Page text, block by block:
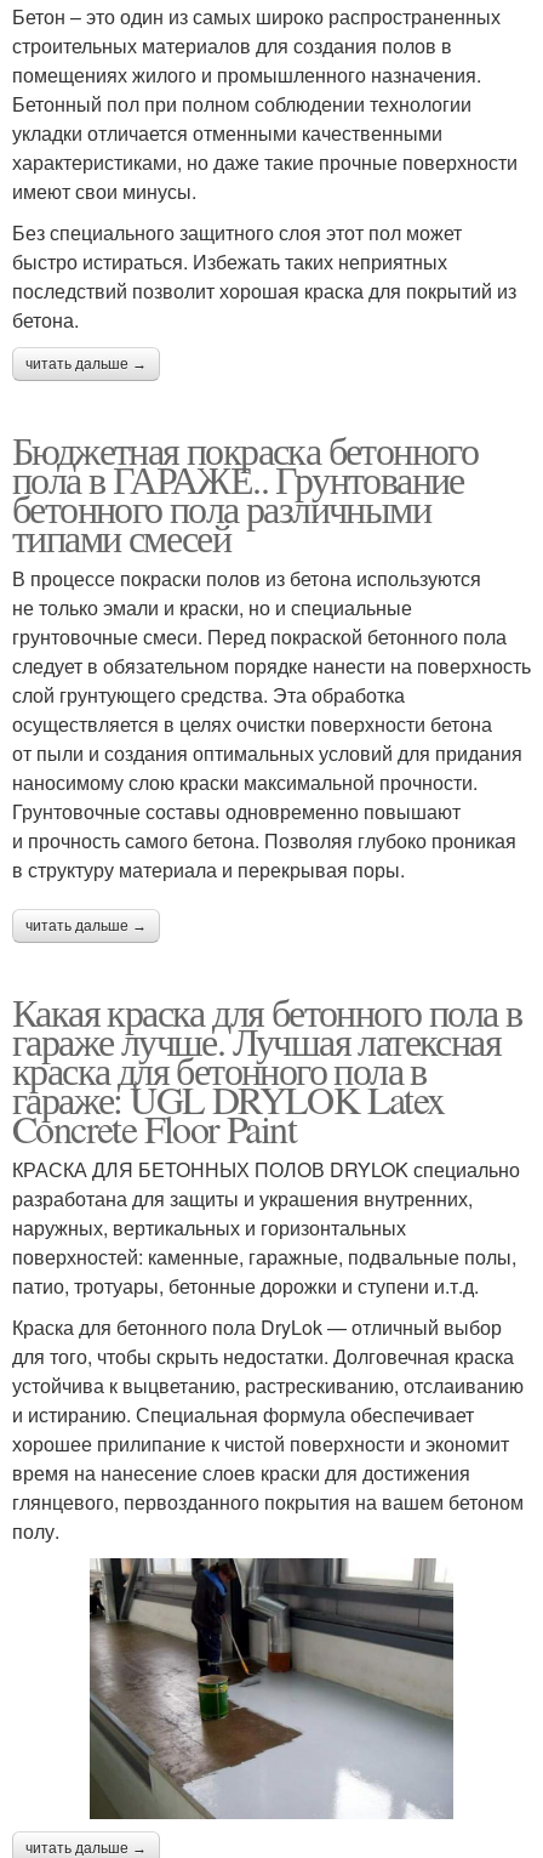
Бетон – это один из самых широко распространенных
строительных материалов для создания полов в
помещениях жилого и промышленного назначения.
Бетонный пол при полном соблюдении технологии
укладки отличается отменными качественными
характеристиками, но даже такие прочные поверхности
имеют свои минусы.
Без специального защитного слоя этот пол может
быстро истираться. Избежать таких неприятных
последствий позволит хорошая краска для покрытий из
бетона.
читать дальше →
Бюджетная покраска бетонного
пола в ГАРАЖЕ.. Грунтование
бетонного пола различными
типами смесей
В процессе покраски полов из бетона используются
не только эмали и краски, но и специальные
грунтовочные смеси. Перед покраской бетонного пола
следует в обязательном порядке нанести на поверхность
слой грунтующего средства. Эта обработка
осуществляется в целях очистки поверхности бетона
от пыли и создания оптимальных условий для придания
наносимому слою краски максимальной прочности.
Грунтовочные составы одновременно повышают
и прочность самого бетона. Позволяя глубоко проникая
в структуру материала и перекрывая поры.
читать дальше →
Какая краска для бетонного пола в
гараже лучше. Лучшая латексная
краска для бетонного пола в
гараже: UGL DRYLOK Latex
Concrete Floor Paint
КРАСКА ДЛЯ БЕТОННЫХ ПОЛОВ DRYLOK специально
разработана для защиты и украшения внутренних,
наружных, вертикальных и горизонтальных
поверхностей: каменные, гаражные, подвальные полы,
патио, тротуары, бетонные дорожки и ступени и.т.д.
Краска для бетонного пола DryLok — отличный выбор
для того, чтобы скрыть недостатки. Долговечная краска
устойчива к выцветанию, растрескиванию, отслаиванию
и истиранию. Специальная формула обеспечивает
хорошее прилипание к чистой поверхности и экономит
время на нанесение слоев краски для достижения
глянцевого, первозданного покрытия на вашем бетоном
полу.
читать дальше →